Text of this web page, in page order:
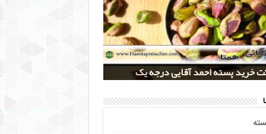
کلی پسته شور اکبری صادراتی
خرید پسته احمد آقایی درجه یک
تولید پسته صادراتی رفسنجان
خريد پسته رفسنجان صادراتی
خرید پسته اکبری بسته بندی شده